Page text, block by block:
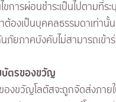
ไขการผ่อนชำระเป็นไปตาม
ต้องเป็นบุคคลธรรมดาเท่านั้
นภัยภาคบังคับไม่สามารถเข้า
บัตรของขวัญ
องขวัญโลตัสจะถูกจัดส่งภา